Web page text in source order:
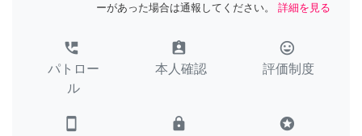
ーがあった場合は通報してください。
詳細を見る
perm_phone_msg
パトロー
ル
assignment_ind
本人確認
tag_faces
評価制度
smartphone lock stars